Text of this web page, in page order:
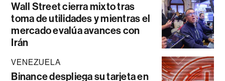
Wall Street cierra mixto tras
toma de utilidades y mientras el
mercado evalúa avances con
Irán
VENEZUELA
Binance despliega su tarjeta en